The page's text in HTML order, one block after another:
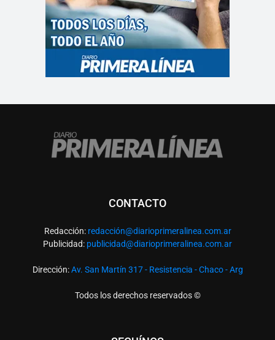
CONTACTO
Redacción: redacción@diarioprimeralinea.com.ar
Publicidad: publicidad@diarioprimeralinea.com.ar
Dirección:Av. San Martín 317 - Resistencia - Chaco - Arg
Todos los derechos reservados ©